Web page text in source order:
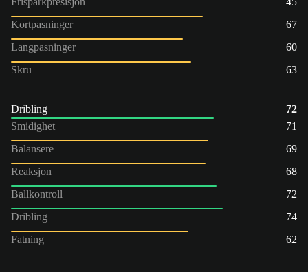
Kortpasninger
67
Langpasninger
60
Skru
63
Dribling
72
Smidighet
71
Balansere
69
Reaksjon
68
Ballkontroll
72
Dribling
74
Fatning
62